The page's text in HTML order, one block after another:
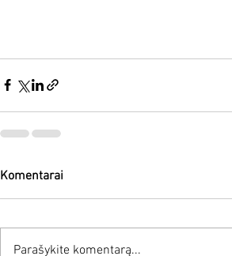
Komentarai
Parašykite komentarą...